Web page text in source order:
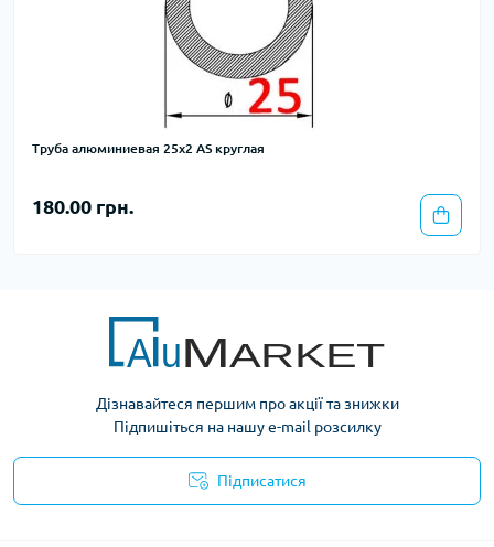
Труба алюминиевая 25х2 AS круглая
180.00 грн.
Дізнавайтеся першим про акції та знижки
Підпишіться на нашу e-mail розсилку
Підписатися